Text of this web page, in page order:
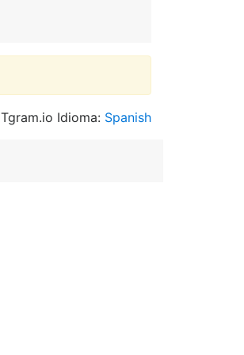
Tgram.io Idioma: Spanish